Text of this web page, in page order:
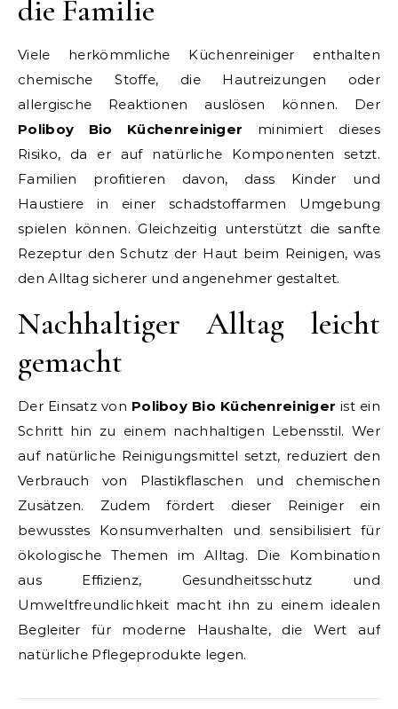
die Familie
Viele herkömmliche Küchenreiniger enthalten
chemische Stoffe, die Hautreizungen oder
allergische Reaktionen auslösen können. Der
Poliboy Bio Küchenreiniger minimiert dieses
Risiko, da er auf natürliche Komponenten setzt.
Familien profitieren davon, dass Kinder und
Haustiere in einer schadstoffarmen Umgebung
spielen können. Gleichzeitig unterstützt die sanfte
Rezeptur den Schutz der Haut beim Reinigen, was
den Alltag sicherer und angenehmer gestaltet.
Nachhaltiger Alltag leicht
gemacht
Der Einsatz von Poliboy Bio Küchenreiniger ist ein
Schritt hin zu einem nachhaltigen Lebensstil. Wer
auf natürliche Reinigungsmittel setzt, reduziert den
Verbrauch von Plastikflaschen und chemischen
Zusätzen. Zudem fördert dieser Reiniger ein
bewusstes Konsumverhalten und sensibilisiert für
ökologische Themen im Alltag. Die Kombination
aus Effizienz, Gesundheitsschutz und
Umweltfreundlichkeit macht ihn zu einem idealen
Begleiter für moderne Haushalte, die Wert auf
natürliche Pflegeprodukte legen.